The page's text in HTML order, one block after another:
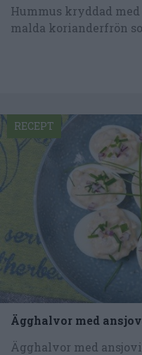
Hummus kryddad
malda korianderfrön
Ägghalvor med
Ägghalvor med
RECEPT